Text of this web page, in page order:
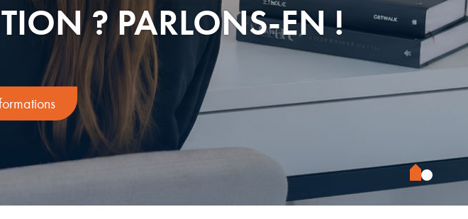
? PARLONS-EN !